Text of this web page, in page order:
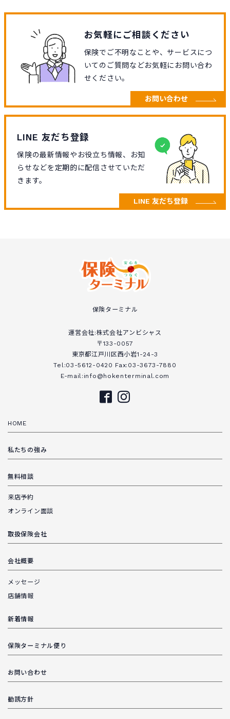
お気軽にご相談ください
保険でご不明なことや、サービスにつ
いてのご質問などお気軽にお問い合わ
せください。
お問い合わせ
LINE 友だち登録
保険の最新情報やお役立ち情報、お知
らせなどを定期的に配信させていただ
きます。
LINE 友だち登録
保険ターミナル
運営会社:株式会社アンビシャス
〒133-0057
東京都江戸川区西小岩1-24-3
Tel:03-5612-0420 Fax:03-3673-7880
E-mail:info@hokenterminal.com
HOME
私たちの強み
無料相談
来店予約
オンライン面談
取扱保険会社
会社概要
メッセージ
店舗情報
新着情報
保険ターミナル便り
お問い合わせ
勧誘方針